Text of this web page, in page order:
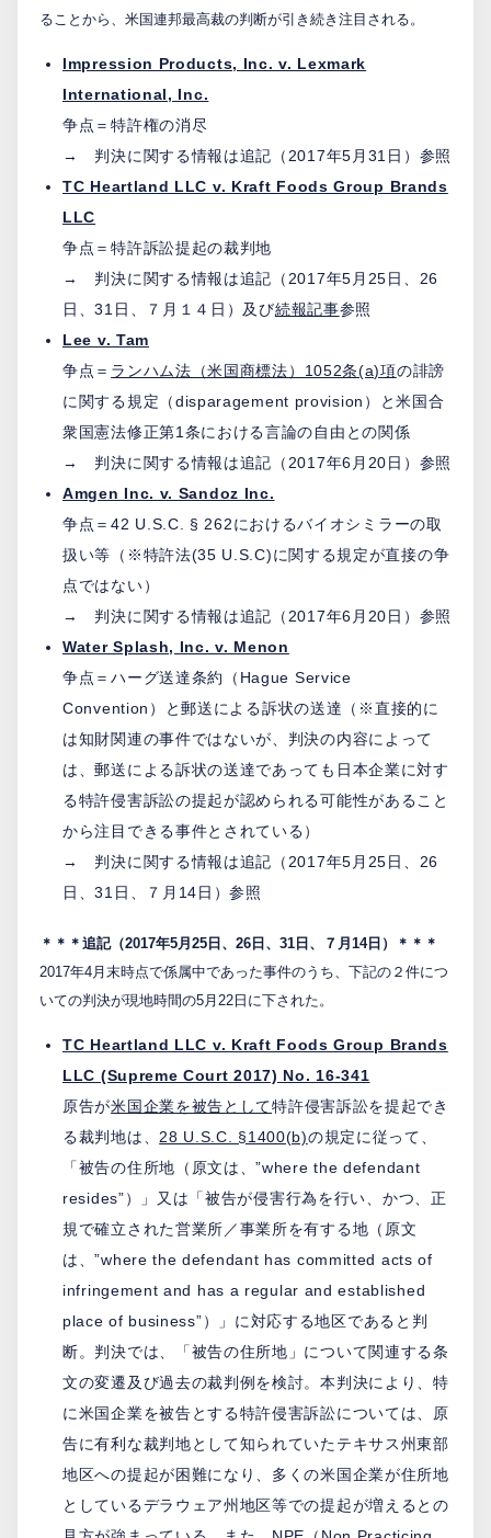
ることから、米国連邦最高裁の判断が引き続き注目される。
Impression Products, Inc. v. Lexmark
International, Inc.
争点＝特許権の消尽
→ 判決に関する情報は追記（2017年5月31日）参照
TC Heartland LLC v. Kraft Foods Group Brands
LLC
争点＝特許訴訟提起の裁判地
→ 判決に関する情報は追記（2017年5月25日、26
日、31日、７月１４日）及び続報記事参照
Lee v. Tam
争点＝ ランハム法（米国商標法）1052条(a)項の誹謗
に関する規定（disparagement provision）と米国合
衆国憲法修正第1条における言論の自由との関係
→ 判決に関する情報は追記（2017年6月20日）参照
Amgen Inc. v. Sandoz Inc.
争点＝42 U.S.C. § 262におけるバイオシミラーの取
扱い等（※特許法(35 U.S.C)に関する規定が直接の争
点ではない）
→ 判決に関する情報は追記（2017年6月20日）参照
Water Splash, Inc. v. Menon
争点＝ハーグ送達条約（Hague Service
Convention）と郵送による訴状の送達（※直接的に
は知財関連の事件ではないが、判決の内容によって
は、郵送による訴状の送達であっても日本企業に対す
る特許侵害訴訟の提起が認められる可能性があること
から注目できる事件とされている）
→ 判決に関する情報は追記（2017年5月25日、26
日、31日、７月14日）参照
＊＊＊追記（2017年5月25日、26日、31日、７月14日）＊＊＊
2017年4月末時点で係属中であった事件のうち、下記の２件につ
いての判決が現地時間の5月22日に下された。
TC Heartland LLC v. Kraft Foods Group Brands
LLC (Supreme Court 2017) No. 16-341
原告が米国企業を被告として特許侵害訴訟を提起でき
る裁判地は、 28 U.S.C. §1400(b)の規定に従って、
「被告の住所地（原文は、”where the defendant
resides”）」又は「被告が侵害行為を行い、かつ、正
規で確立された営業所／事業所を有する地（原文
は、”where the defendant has committed acts of
infringement and has a regular and established
place of business”）」に対応する地区であると判
断。判決では、「被告の住所地」について関連する条
文の変遷及び過去の裁判例を検討。本判決により、特
に米国企業を被告とする特許侵害訴訟については、原
告に有利な裁判地として知られていたテキサス州東部
地区への提起が困難になり、多くの米国企業が住所地
としているデラウェア州地区等での提起が増えるとの